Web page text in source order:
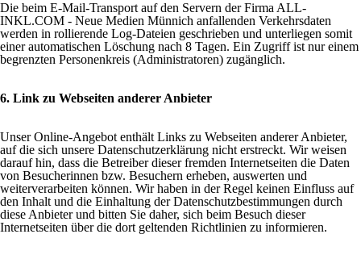
Die beim E-Mail-Transport auf den Servern der Firma ALL-
INKL.COM - Neue Medien Münnich anfallenden Verkehrsdaten
werden in rollierende Log-Dateien geschrieben und unterliegen somit
einer automatischen Löschung nach 8 Tagen. Ein Zugriff ist nur einem
begrenzten Personenkreis (Administratoren) zugänglich.
6. Link zu Webseiten anderer Anbieter
Unser Online-Angebot enthält Links zu Webseiten anderer Anbieter,
auf die sich unsere Datenschutzerklärung nicht erstreckt. Wir weisen
darauf hin, dass die Betreiber dieser fremden Internetseiten die Daten
von Besucherinnen bzw. Besuchern erheben, auswerten und
weiterverarbeiten können. Wir haben in der Regel keinen Einfluss auf
den Inhalt und die Einhaltung der Datenschutzbestimmungen durch
diese Anbieter und bitten Sie daher, sich beim Besuch dieser
Internetseiten über die dort geltenden Richtlinien zu informieren.